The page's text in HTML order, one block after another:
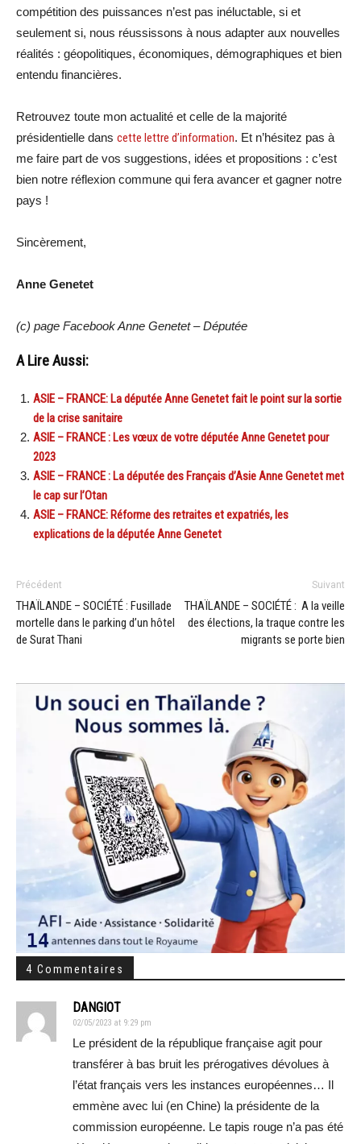
compétition des puissances n’est pas inéluctable, si et
seulement si, nous réussissons à nous adapter aux nouvelles
réalités : géopolitiques, économiques, démographiques et bien
entendu financières.
Retrouvez toute mon actualité et celle de la majorité
présidentielle dans cette lettre d’information. Et n’hésitez pas à
me faire part de vos suggestions, idées et propositions : c’est
bien notre réflexion commune qui fera avancer et gagner notre
pays !
Sincèrement,
Anne Genetet
(c) page Facebook Anne Genetet – Députée
A Lire Aussi:
ASIE – FRANCE: La députée Anne Genetet fait le point sur la sortie
de la crise sanitaire
ASIE – FRANCE : Les vœux de votre députée Anne Genetet pour
2023
ASIE – FRANCE : La députée des Français d’Asie Anne Genetet met
le cap sur l’Otan
ASIE – FRANCE: Réforme des retraites et expatriés, les
explications de la députée Anne Genetet
Précédent
THAÏLANDE – SOCIÉTÉ : Fusillade
mortelle dans le parking d’un hôtel
de Surat Thani
Suivant
THAÏLANDE – SOCIÉTÉ : A la veille
des élections, la traque contre les
migrants se porte bien
4 Commentaires
DANGIOT
02/05/2023 at 9:29 pm
Le président de la république française agit pour
transférer à bas bruit les prérogatives dévolues à
l’état français vers les instances européennes… Il
emmène avec lui (en Chine) la présidente de la
commission européenne. Le tapis rouge n’a pas été